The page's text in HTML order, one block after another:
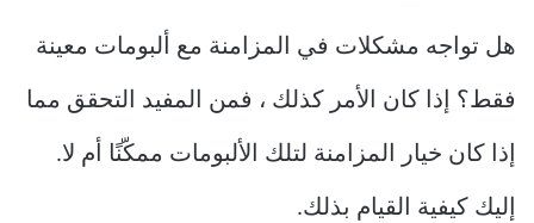
هل تواجه مشكلات في المزامنة مع ألبومات معينة
فقط؟ إذا كان الأمر كذلك ، فمن المفيد التحقق مما
إذا كان خيار المزامنة لتلك الألبومات ممكّنًا أم لا.
إليك كيفية القيام بذلك.